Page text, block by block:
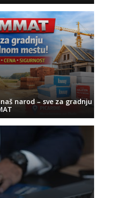
narod – sve za gradnju